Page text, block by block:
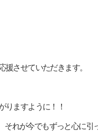
させていただきます。
りますように！！
れが今でもずっと心に引